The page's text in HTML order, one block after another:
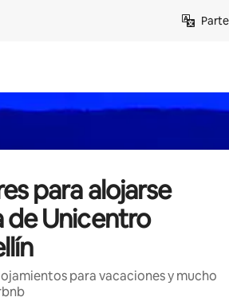
para alojarse
de Unicentro
para vacaciones y mucho